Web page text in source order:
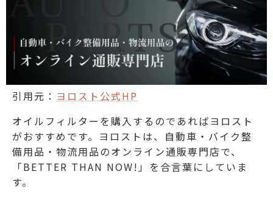
引用元： ヨロスト公式HP
オイルフィルターを購入するのであればヨロスト
がおすすめです。ヨロストは、自動車・バイク整
備用品・物流用品のオンライン通販専門店で、
「BETTER THAN NOW! 」を合言葉にしていま
す。